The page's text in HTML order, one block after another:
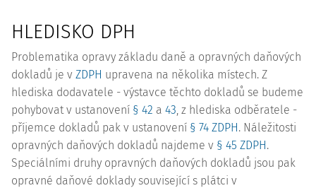
HLEDISKO DPH
Problematika opravy základu daně a opravných daňových
dokladů je v ZDPH upravena na několika místech. Z
hlediska dodavatele - výstavce těchto dokladů se budeme
pohybovat v ustanovení § 42 a 43, z hlediska odběratele -
příjemce dokladů pak v ustanovení § 74 ZDPH. Náležitosti
opravných daňových dokladů najdeme v § 45 ZDPH.
Speciálními druhy opravných daňových dokladů jsou pak
opravné daňové doklady související s plátci v